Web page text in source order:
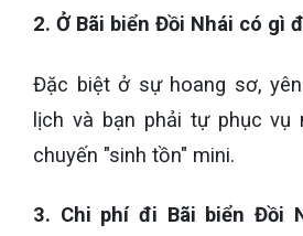
2. Ở Bãi biển Đồi Nhái có gì
Đặc biệt ở sự hoang sơ,
lịch và bạn phải tự phục
chuyến "sinh tồn" mini.
3. Chi phí đi Bãi biển Đồi